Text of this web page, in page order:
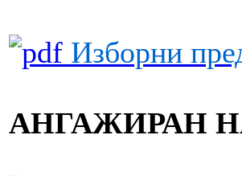
Изборни
АНГАЖИРАН